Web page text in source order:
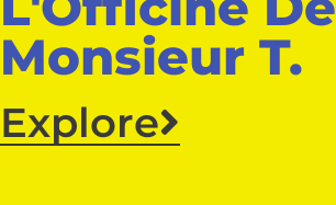
Monsieur T.
Explore